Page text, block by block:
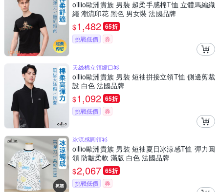
oillio歐洲貴族 男裝 超柔手感棉T恤 立體馬編織
繩 潮流印花 黑色 男女裝 法國品牌
$1,482 65折
挑戰低價 券
天絲棉立領縮口衫
oillio歐洲貴族 男裝 短袖拼接立領T恤 側邊剪裁
設 白色 法國品牌
$1,092 65折
挑戰低價 券
冰涼感圓領衫
oillio歐洲貴族 男裝 短袖夏日冰涼感T恤 彈力圓
領 防皺柔軟 滿版 白色 法國品牌
$2,067 65折
挑戰低價 券